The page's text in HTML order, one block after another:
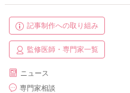
記事制作への取り組み
監修医師・専門家一覧
ニュース
専門家相談